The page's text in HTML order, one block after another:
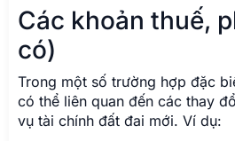
Các khoản thuế,
có)
Trong một số trường hợp đặc
có thể liên quan đến các thay
vụ tài chính đất đai mới. Ví dụ: